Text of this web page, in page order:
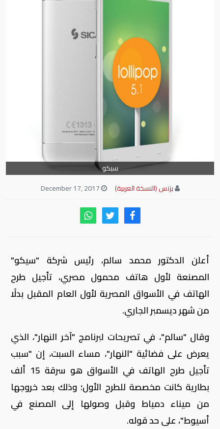
سيكو
بزنس (النسخة العربية)
أعلن الدكتور محمد سالم، رئيس شركة "سيكو"
المصنعة لأول هاتف محمول مصري، تأجيل طرح
الهاتف في الأسواق المصرية لأول العام المقبل بدلًا
من شهر ديسمبر الجاري.
وقال "سالم"، في تصريحات لبرنامج "آخر النهار"، الذي
يعرض على فضائية "النهار"، مساء السبت، إن "سبب
تأجيل طرح الهاتف في الأسواق هو سرقة 15 ألف
بطارية كانت مخصصة للطرح الأول؛ وذلك بعد خروجها
من ميناء دمياط وقبل وصولها إلى المصنع في
أسيوط"، على حد قوله.